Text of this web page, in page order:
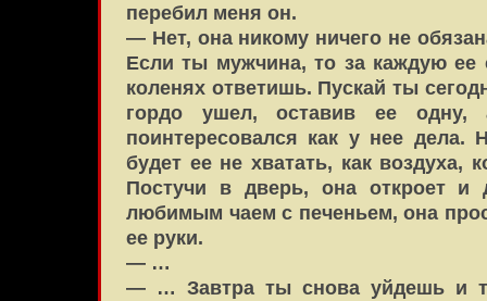
перебил меня он.
— Нет, она никому ничего не
Если ты мужчина, то за каждую ее
коленях ответишь. Пускай ты
гордо ушел, оставив ее
поинтересовался как у нее дела.
будет ее не хватать, как
Постучи в дверь, она откроет и
любимым чаем с печеньем, она
ее руки.
— …
— … Завтра ты снова уйдешь и